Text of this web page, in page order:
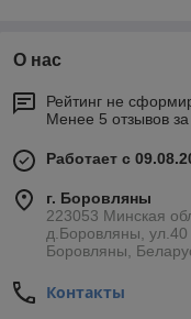
О нас
Рейтинг не
Менее 5 отзывов
Работает с
г. Боровляны
223053 Минская
д.Боровляны,
Боровляны,
Контакты